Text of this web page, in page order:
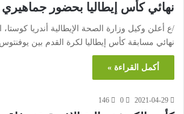
نهائي كأس إيطاليا بحضور جماهيري
/ع أعلن وكيل وزارة الصحة الإيطالية أندريا
نهائي مسابقة كأس إيطاليا لكرة القدم بين يوفنتوس
أكمل القراءة »
2021-04-29
0
146